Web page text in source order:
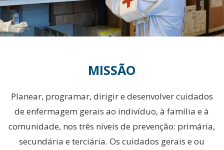
MISSÃO
Planear, programar, dirigir e desenvolver cuidados
de enfermagem gerais ao indivíduo, à família e à
comunidade, nos três níveis de prevenção: primária,
secundária e terciária. Os cuidados gerais e ou